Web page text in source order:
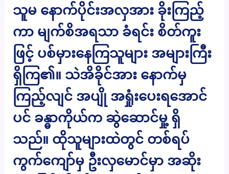
သူမ နောက်ပိုင်းအလှအား ခိုးကြည့်
ကာ မျက်စိအရသာ ခံရင်း စိတ်ကူး
ဖြင့် ပစ်မှားနေကြသူများ အများကြီး
ရှိကြ၏။ သဲအိခိုင်အား နောက်မှ
ကြည့်လျင် အပျို အရှုံးပေးရအောင်
ပင် ခန္ဓာကိုယ်က ဆွဲဆောင်မှု့ ရှိ
သည်။ ထိုသူများထဲတွင် တစ်ရပ်
ကွက်ကျော်မှ ဦးလှမောင်မှာ အဆိုး